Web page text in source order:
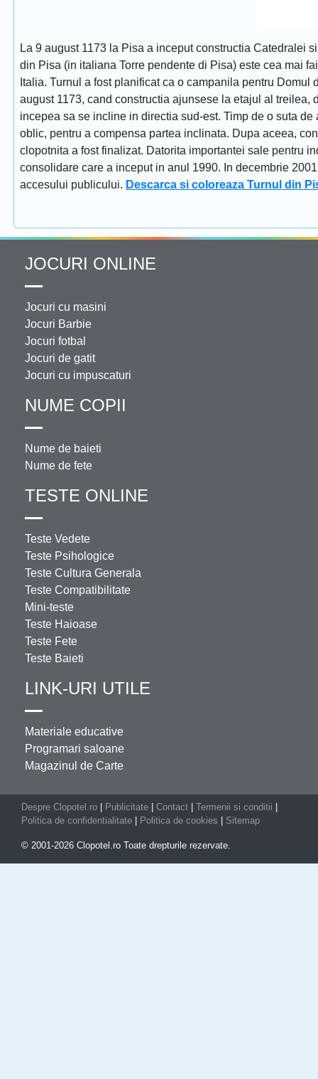
La 9 august 1173 la Pisa a inceput constructia Catedralei
din Pisa (in italiana Torre pendente di Pisa) este cea mai
Italia. Turnul a fost planificat ca o campanila pentru
august 1173, cand constructia ajunsese la etajul al
incepea sa se incline in directia sud-est. Timp de o suta
oblic, pentru a compensa partea inclinata. Dupa aceea,
clopotnita a fost finalizat. Datorita importantei sale pentru
consolidare care a inceput in anul 1990. In decembrie
accesului publicului. Descarca si coloreaza Turnul din
JOCURI ONLINE
Jocuri cu masini
Jocuri Barbie
Jocuri fotbal
Jocuri de gatit
Jocuri cu impuscaturi
NUME COPII
Nume de baieti
Nume de fete
TESTE ONLINE
Teste Vedete
Teste Psihologice
Teste Cultura Generala
Teste Compatibilitate
Mini-teste
Teste Haioase
Teste Fete
Teste Baieti
LINK-URI UTILE
Materiale educative
Programari saloane
Magazinul de Carte
Despre Clopotel.ro Publicitate Contact Termenii si conditii
Politica de confidentialitate
Politica de cookies Sitemap
© 2001-2026 Clopotel.ro Toate drepturile rezervate.